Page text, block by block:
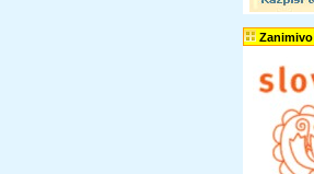
Zanimivo